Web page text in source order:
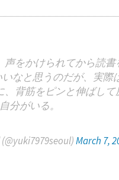
をかけられてから読
なと思うのだが、実際
背筋をピンと伸ばし
自分がいる。
March 7,